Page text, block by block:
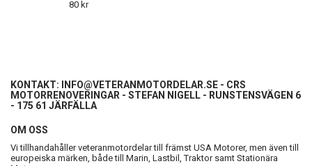
80 kr
KONTAKT: INFO@VETERANMOTORDELAR.SE - CRS
MOTORRENOVERINGAR - STEFAN NIGELL - RUNSTENSVÄGEN 6
- 175 61 JÄRFÄLLA
OM OSS
Vi tillhandahåller veteranmotordelar till främst USA Motorer, men även till
europeiska märken, både till Marin, Lastbil, Traktor samt Stationära